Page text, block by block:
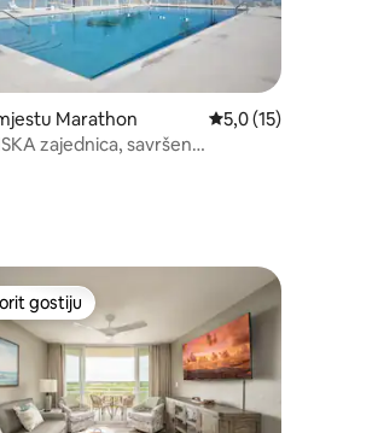
od 5, recenzija: 88
Marathon Prosječna ocjena:
5,0 (15)
zajednica, savršen
favorit gostiju
gostiju